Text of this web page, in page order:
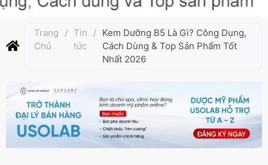
Trang
Chủ
/ Tin
tức
/ Kem Dưỡng B5 Là Gì? Công Dụng,
Cách Dùng & Top Sản Phẩm Tốt
Nhất 2026